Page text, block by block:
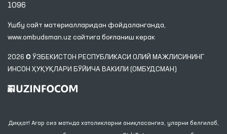
1096
Ушбу сайт материалларидан фойдаланганда,
www.ombudsman.uz сайтига боғланиш керак
2026 © ЎЗБЕКИСТОН РЕСПУБЛИКАСИ ОЛИЙ МАЖЛИСИНИНГ
ИНСОН ҲУҚУҚЛАРИ БЎЙИЧА ВАКИЛИ (ОМБУДСМАН)
Диққат! Агар сиз матнда хатоликларни аниқласангиз, уларни белгилаб,